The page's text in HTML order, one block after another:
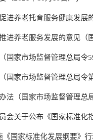
进养老托育服务健康发展
进养老服务发展的意见（
国家市场监督管理总局令
国家市场监督管理总局令
法（国家市场监督管理总
会关于公布《国家标准化
《国家标准化发展纲要》